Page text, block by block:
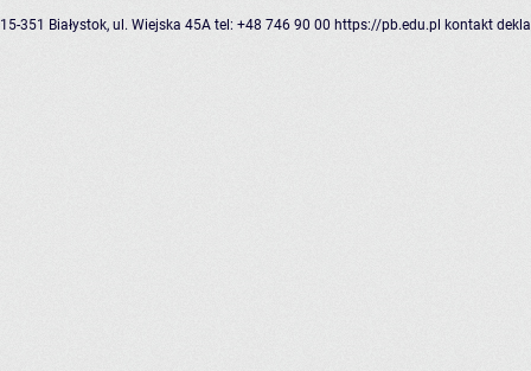
15-351 Białystok, ul. Wiejska 45A tel: +48 746 90 00 https://pb.edu.pl kontakt